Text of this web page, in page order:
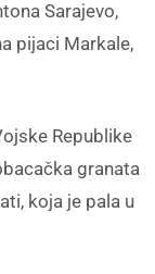
Sarajevo,
pijaci Markale,
Republike
granata
koja je pala u